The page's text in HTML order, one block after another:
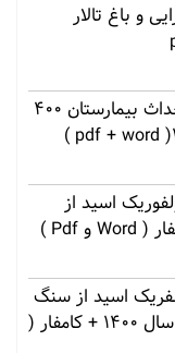
و باغ تالار
دانلود طرح توجیهی احداث بیمارستان 400
اسید از
اسید از سنگ
فسفات آپاتیت و آهک سال 1400 + کامفار (